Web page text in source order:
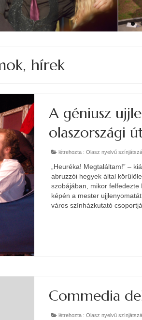
hírek
A géniusz
olaszországi
létrehozta : Olasz nyelvű
„Heuréka! Megtaláltam!” –
abruzzói hegyek által
szobájában, mikor
képén a mester
város színházkutató
Commedia
létrehozta : Olasz nyelvű